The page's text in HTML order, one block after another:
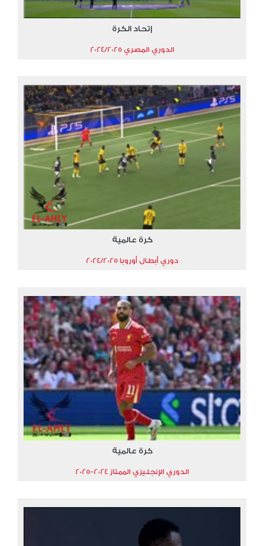
إتحاد الكرة
الدوري المصري 2024/2025
كرة عالمية
دوري أبطال أوروبا 2024/2025
كرة عالمية
الدوري الإنجليزي الممتاز 2024-2025